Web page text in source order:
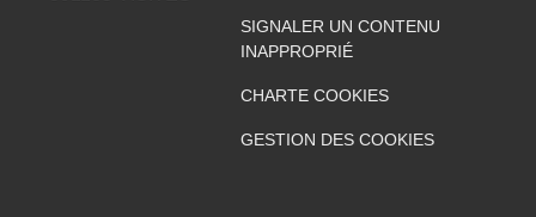
SIGNALER UN CONTENU
INAPPROPRIÉ
CHARTE COOKIES
GESTION DES COOKIES